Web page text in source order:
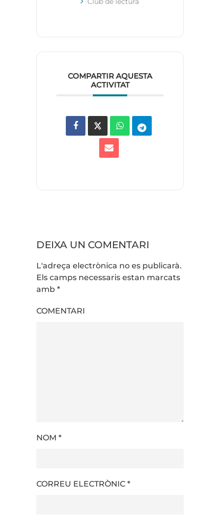
COMPARTIR AQUESTA
ACTIVITAT
DEIXA UN COMENTARI
L'adreça electrònica no es publicarà.
Els camps necessaris estan marcats
amb *
COMENTARI
NOM *
CORREU ELECTRÒNIC *